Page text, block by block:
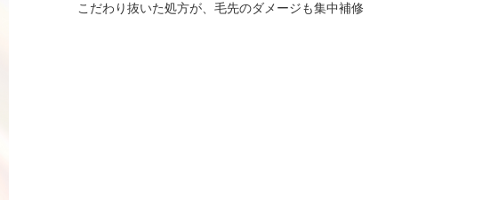
こだわり抜いた処方が、毛先のダメージも集中補修